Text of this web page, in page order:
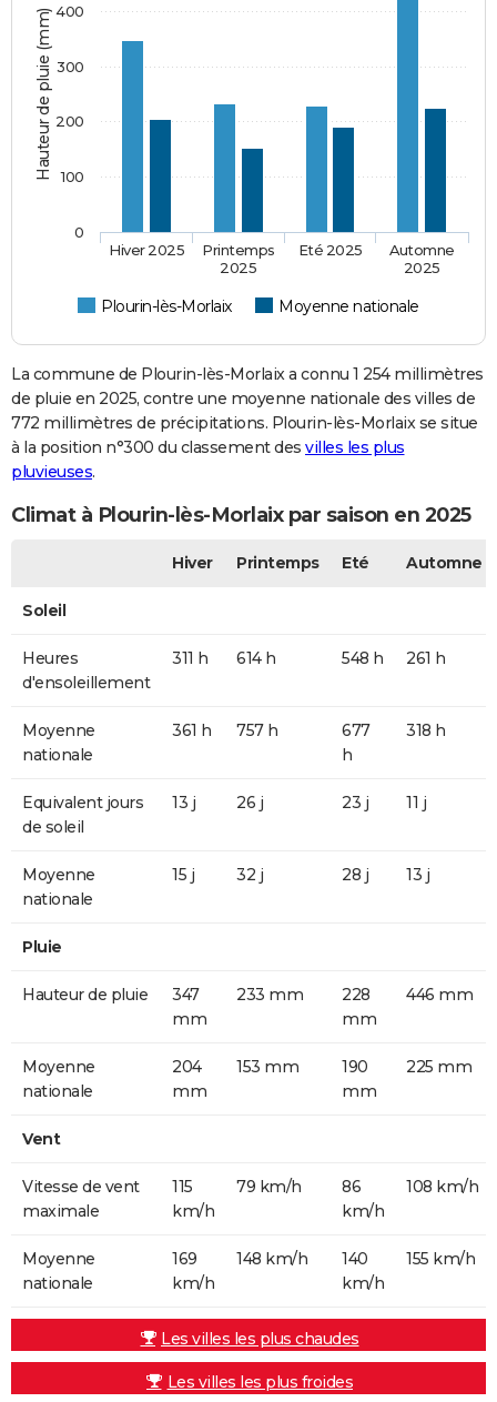
Hauteur de pluie (mm)
Plourin-lès-Morlaix Moyenne nationale
Hiver 2025
Printemps
2025
Eté 2025
Automne
2025
0
100
200
300
400
La commune de Plourin-lès-Morlaix a connu 1 254 millimètres
de pluie en 2025, contre une moyenne nationale des villes de
772 millimètres de précipitations. Plourin-lès-Morlaix se situe
à la position n°300 du classement des villes les plus
pluvieuses.
Climat à Plourin-lès-Morlaix par saison en 2025
Hiver Printemps Eté Automne
Soleil
Heures
d'ensoleillement
311 h 614 h 548 h 261 h
Moyenne
nationale
361 h 757 h
677
h
318 h
Equivalent jours
de soleil
13 j 26 j 23 j 11 j
Moyenne
nationale
15 j 32 j 28 j 13 j
Pluie
Hauteur de pluie
347
mm
233 mm
228
mm
446 mm
Moyenne
nationale
204
mm
153 mm
190
mm
225 mm
Vent
Vitesse de vent
maximale
115
km/h
79 km/h
86
km/h
108 km/h
Moyenne
nationale
169
km/h
148 km/h
140
km/h
155 km/h
Les villes les plus chaudes
Les villes les plus froides